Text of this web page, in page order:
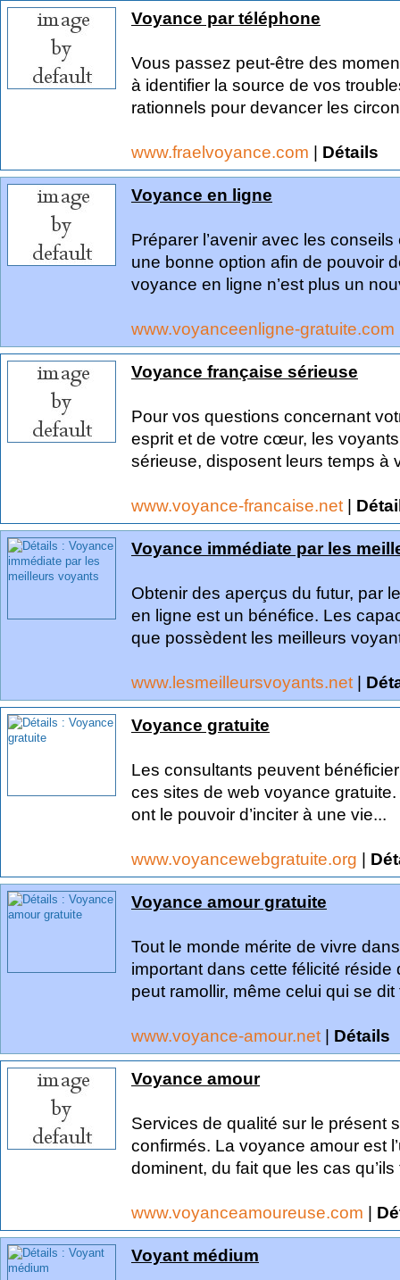
Voyance par téléphone
Vous passez peut-être des
à identifier la source de vos
rationnels pour devancer les
www.fraelvoyance.com | Détails
Voyance en ligne
Préparer l’avenir avec les
une bonne option afin de pouvoir
voyance en ligne n’est plus un
www.voyanceenligne-gratuite.com
Voyance française sérieuse
Pour vos questions concernant
esprit et de votre cœur, les
sérieuse, disposent leurs temps à
www.voyance-francaise.net |
Voyance immédiate par les
Obtenir des aperçus du futur, par
en ligne est un bénéfice. Les
que possèdent les meilleurs
www.lesmeilleursvoyants.net |
Voyance gratuite
Les consultants peuvent
ces sites de web voyance
ont le pouvoir d’inciter à une vie...
www.voyancewebgratuite.org |
Voyance amour gratuite
Tout le monde mérite de vivre
important dans cette félicité réside
peut ramollir, même celui qui se dit
www.voyance-amour.net | Détails
Voyance amour
Services de qualité sur le présent
confirmés. La voyance amour est
dominent, du fait que les cas qu’ils
www.voyanceamoureuse.com |
Voyant médium